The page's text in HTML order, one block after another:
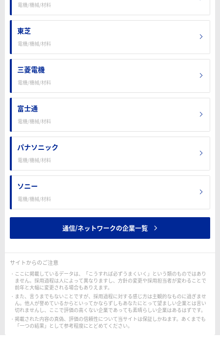
電機/機械/材料
東芝
電機/機械/材料
三菱電機
電機/機械/材料
富士通
電機/機械/材料
パナソニック
電機/機械/材料
ソニー
電機/機械/材料
通信/ネットワークの企業一覧
サイトからのご注意
ここに掲載しているデータは、「こうすれば必ずうまくいく」という類のものではあり
ません。採用過程は人によって異なりますし、方針の変更や採用担当者が変わることで
前年と大幅に変更される場合もありえます。
また、言うまでもないことですが、採用過程に対する感じ方は主観的なものに過ぎませ
ん。他人が誉めているからといってかならずしもあなたにとって望ましい企業とは言い
切れませんし、ここで評価の高くない企業であっても素晴らしい企業はあるはずです。
掲載された内容の真偽、評価の信頼性について当サイトは保証しかねます。あくまでも
「一つの結果」として参考程度にとどめてください。